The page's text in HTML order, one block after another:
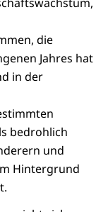
die
Jahres hat
in der
bedrohlich
und
Hintergrund